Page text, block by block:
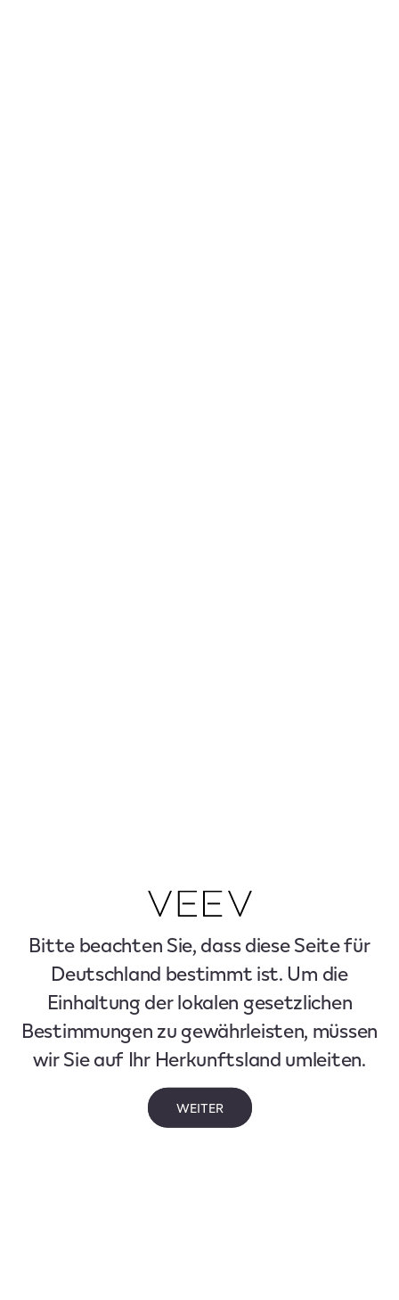
Bitte beachten Sie, dass diese Seite für
Deutschland bestimmt ist. Um die
Einhaltung der lokalen gesetzlichen
Bestimmungen zu gewährleisten, müssen
wir Sie auf Ihr Herkunftsland umleiten.
WEITER